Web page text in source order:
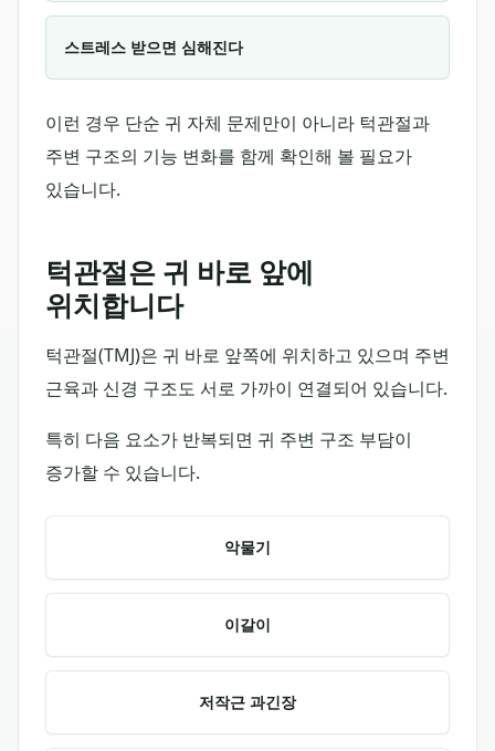
스트레스 받으면 심해진다
이런 경우 단순 귀 자체 문제만이 아니라 턱관절과
주변 구조의 기능 변화를 함께 확인해 볼 필요가
있습니다.
턱관절은 귀 바로 앞에
위치합니다
턱관절(TMJ)은 귀 바로 앞쪽에 위치하고 있으며 주변
근육과 신경 구조도 서로 가까이 연결되어 있습니다.
특히 다음 요소가 반복되면 귀 주변 구조 부담이
증가할 수 있습니다.
악물기
이갈이
저작근 과긴장